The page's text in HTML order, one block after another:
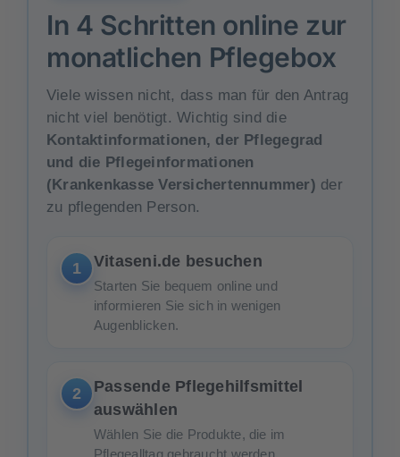
In 4 Schritten online zur
monatlichen Pflegebox
Viele wissen nicht, dass man für den Antrag
nicht viel benötigt. Wichtig sind die
Kontaktinformationen, der Pflegegrad
und die Pflegeinformationen
(Krankenkasse Versichertennummer) der
zu pflegenden Person.
1 Vitaseni.de besuchen
Starten Sie bequem online und
informieren Sie sich in wenigen
Augenblicken.
2
Passende Pflegehilfsmittel
auswählen
Wählen Sie die Produkte, die im